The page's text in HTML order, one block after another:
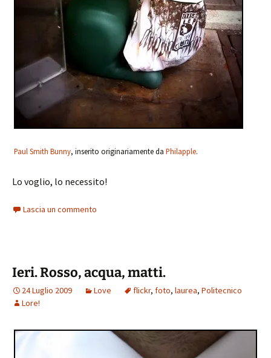
Paul Smith Bunny, inserito originariamente da Philapple.
Lo voglio, lo necessito!
Lascia un commento
Ieri. Rosso, acqua, matti.
24 Luglio 2009 Love flickr, foto, laurea, Politecnico
Lore!